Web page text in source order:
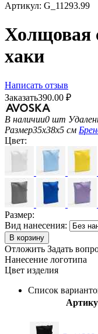
Артикул: G_11293.99
Холщовая
хаки
Написать отзыв
Заказать390.00 ₽
В наличии0 шт
Размер35х38х5 см
Цвет:
Размер:
Вид нанесения:
В корзину
Отложить Задать
Нанесение логотипа
Цвет изделия
Список